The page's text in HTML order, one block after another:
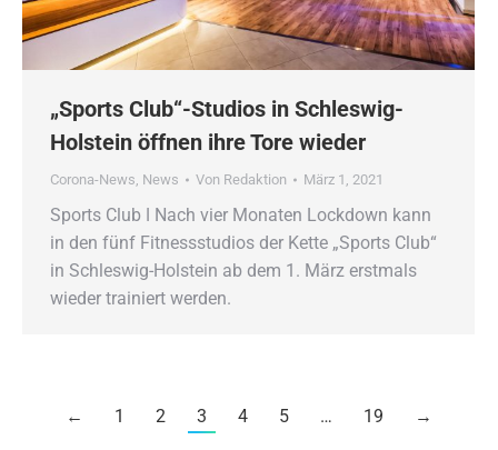
„Sports Club“-Studios in Schleswig-
Holstein öffnen ihre Tore wieder
Corona-News News Von Redaktion März 1, 2021
Sports Club ǀ Nach vier Monaten Lockdown kann
in den fünf Fitnessstudios der Kette „Sports Club“
in Schleswig-Holstein ab dem 1. März erstmals
wieder trainiert werden.
← 1 2 3 4 5 … 19 →